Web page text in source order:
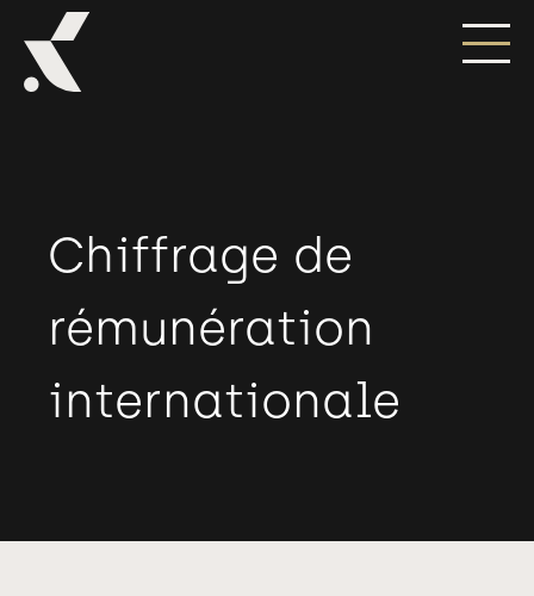
Chiffrage de
rémunération
internationale